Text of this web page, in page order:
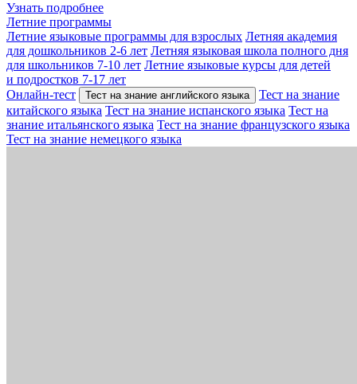
Узнать подробнее
Летние программы
Летние языковые программы для взрослых Летняя академия
для дошкольников 2-6 лет Летняя языковая школа полного дня
для школьников 7-10 лет Летние языковые курсы для детей
и подростков 7-17 лет
Онлайн-тест
Тест на знание английского языка
Тест на знание
китайского языка Тест на знание испанского языка Тест на
знание итальянского языка Тест на знание французского языка
Тест на знание немецкого языка